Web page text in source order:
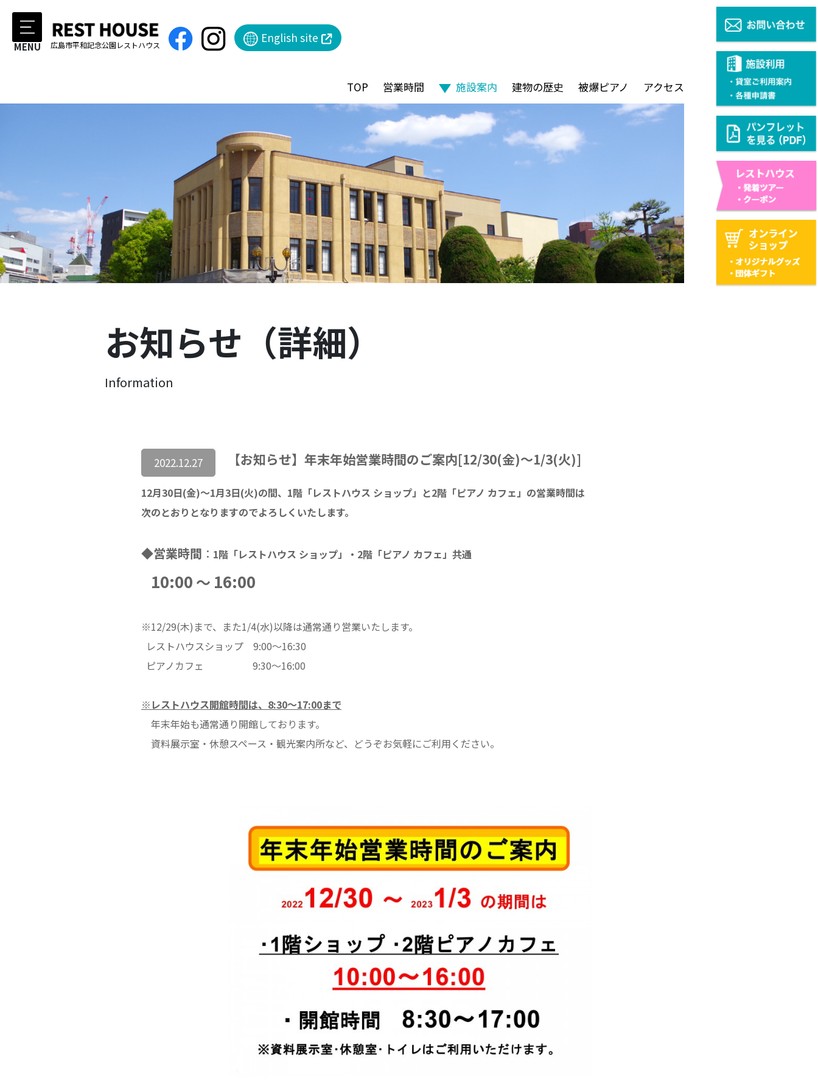
MENU 広島市平和記念公園レストハウス English site
TOP 営業時間 施設案内 建物の歴史 被爆ピアノ アクセス
お知らせ（詳細）
Information
2022.12.27 【お知らせ】年末年始営業時間のご案内[12/30(金)～1/3(火)]
12月30日(金)～1月3日(火)の間、1階「レストハウス ショップ」と2階「ピアノ カフェ」の営業時間は
次のとおりとなりますのでよろしくいたします。
◆営業時間 ： 1階「レストハウス ショップ」・2階「ピアノ カフェ」共通
10:00 ～ 16:00
※12/29(木)まで、また1/4(水)以降は通常通り営業いたします。
レストハウスショップ 9:00～16:30
ピアノカフェ 9:30～16:00
※ レストハウス開館時間は、8:30～17:00まで
年末年始も通常通り開館しております。
資料展示室・休憩スペース・観光案内所など、どうぞお気軽にご利用ください。